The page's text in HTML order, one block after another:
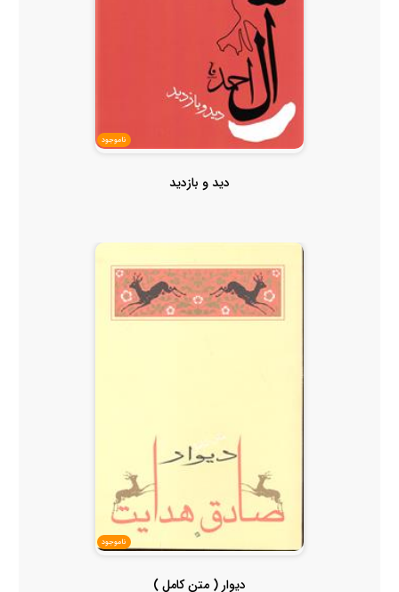
ناموجود
دید و بازدید
ناموجود
دیوار ( متن کامل )